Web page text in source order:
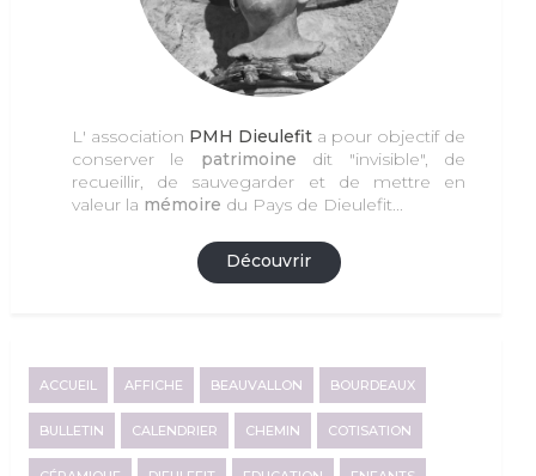
L' association PMH Dieulefit a pour objectif de
conserver le patrimoine dit "invisible", de
recueillir, de sauvegarder et de mettre en
valeur la mémoire du Pays de Dieulefit...
Découvrir
ACCUEIL AFFICHE BEAUVALLON BOURDEAUX
BULLETIN CALENDRIER CHEMIN COTISATION